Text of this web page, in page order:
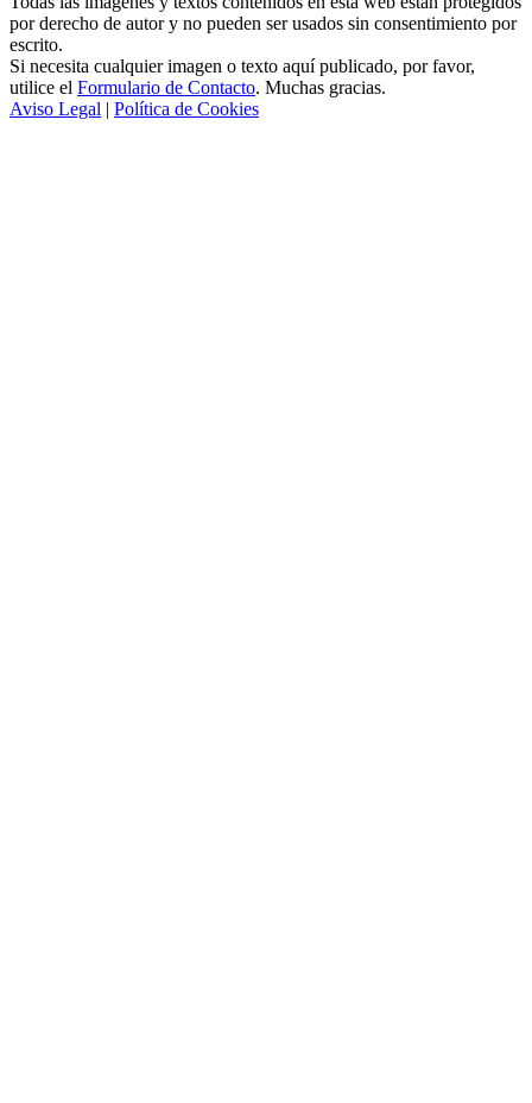
por derecho de autor y no pueden ser usados sin consentimiento por
escrito.
Si necesita cualquier imagen o texto aquí publicado, por favor,
utilice el Formulario de Contacto. Muchas gracias.
Aviso Legal | Política de Cookies